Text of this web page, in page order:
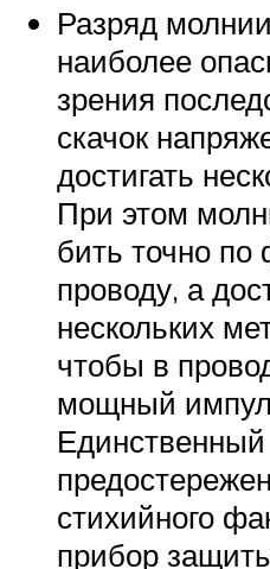
Разряд
наиболее
зрения
скачок
достигать
При этом
бить точно по
проводу, а
нескольких
чтобы в
мощный
стихийного
прибор